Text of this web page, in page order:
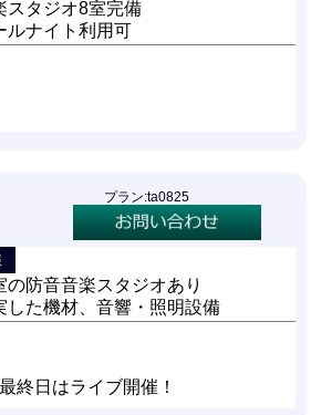
スタジオ8室完備
ルナイト利用可
プラン:ta0825
の防音音楽スタジオあり
した機材、音響・照明設備
終日はライブ開催！